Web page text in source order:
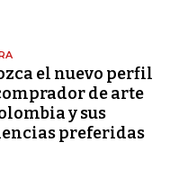
el nuevo perfil
de arte
y sus
preferidas